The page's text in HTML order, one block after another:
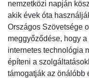
nemzetközi napján
akik évek óta
Országos Szövetsége
meggyőződése, hogy
internetes technológia
építeni a
támogatják az önálóbb